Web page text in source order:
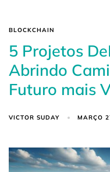
BLOCKCHAIN
5 Projetos
Abrindo
Futuro mais
VICTOR SUDAY MARÇO